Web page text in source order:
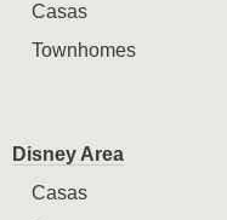
Casas
Townhomes
Disney Area
Casas